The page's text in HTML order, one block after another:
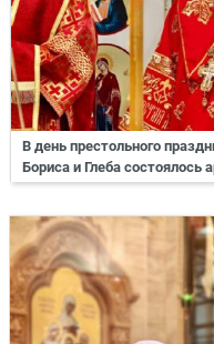
В день престольного
Бориса и Глеба состоялось